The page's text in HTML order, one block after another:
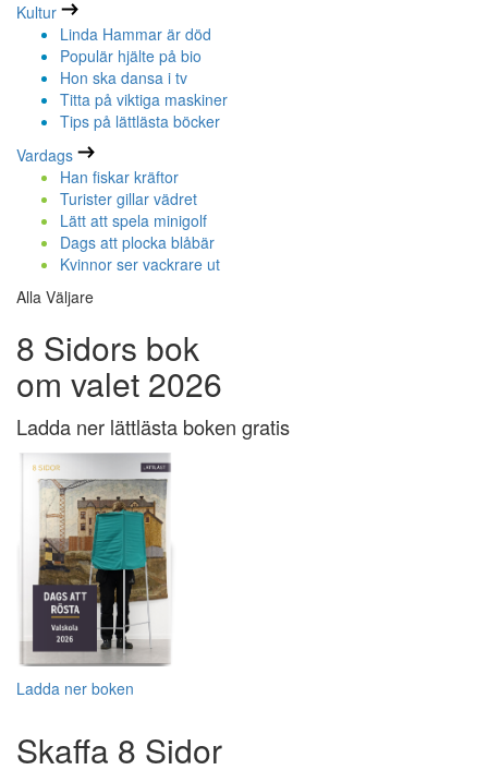
Kultur
Linda Hammar är död
Populär hjälte på bio
Hon ska dansa i tv
Titta på viktiga maskiner
Tips på lättlästa böcker
Vardags
Han fiskar kräftor
Turister gillar vädret
Lätt att spela minigolf
Dags att plocka blåbär
Kvinnor ser vackrare ut
Alla Väljare
8 Sidors bok
om valet 2026
Ladda ner lättlästa boken gratis
Ladda ner boken
Skaffa 8 Sidor